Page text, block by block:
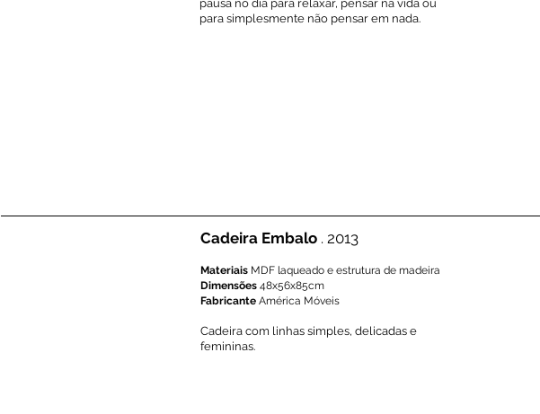
pausa no dia para relaxar, pensar na vida ou
para simplesmente não pensar em nada.
Cadeira Embalo . 2013
Materiais MDF laqueado e estrutura de madeira
Dimensões 48x56x85cm
Fabricante América Móveis
​Cadeira com linhas simples, delicadas e
femininas.